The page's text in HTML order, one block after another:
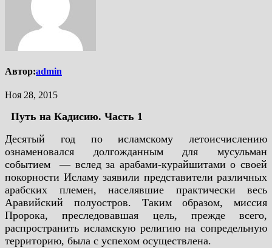
Автор:admin
Ноя 28, 2015
Путь на Кадисию. Часть 1
Десятый год по исламскому летоисчислению
ознаменовался долгожданным для мусульман
событием — вслед за арабами-курайшитами о своей
покорности Исламу заявили представители различных
арабских племен, населявшие практически весь
Аравийский полуостров. Таким образом, миссия
Пророка, преследовавшая цель, прежде всего,
распространить исламскую религию на сопредельную
территорию, была с успехом осуществлена.